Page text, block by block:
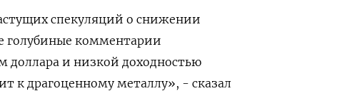
спекуляций о снижении
голубиные комментарии
доллара и низкой доходностью
к драгоценному металлу», - сказал